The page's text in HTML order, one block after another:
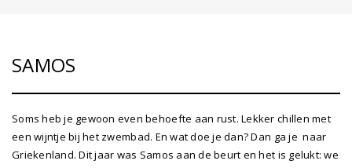
SAMOS
Soms heb je gewoon even behoefte aan rust. Lekker chillen met
een wijntje bij het zwembad. En wat doe je dan? Dan ga je naar
Griekenland. Dit jaar was Samos aan de beurt en het is gelukt: we